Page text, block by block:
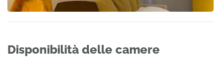
Disponibilità delle camere